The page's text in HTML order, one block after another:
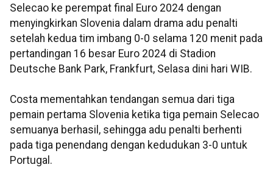
Selecao ke perempat final Euro 2024 dengan
menyingkirkan Slovenia dalam drama adu penalti
setelah kedua tim imbang 0-0 selama 120 menit pada
pertandingan 16 besar Euro 2024 di Stadion
Deutsche Bank Park, Frankfurt, Selasa dini hari WIB.
Costa mementahkan tendangan semua dari tiga
pemain pertama Slovenia ketika tiga pemain Selecao
semuanya berhasil, sehingga adu penalti berhenti
pada tiga penendang dengan kedudukan 3-0 untuk
Portugal.